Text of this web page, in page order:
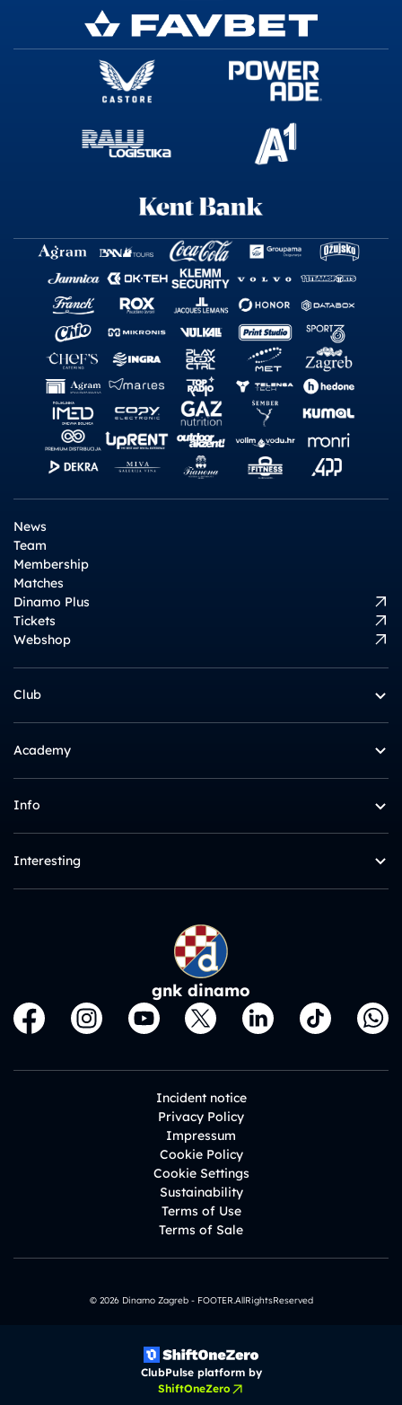
News
Team
Membership
Matches
Dinamo Plus
Tickets
Webshop
Club
Academy
Info
Interesting
gnk dinamo
Incident notice
Privacy Policy
Impressum
Cookie Policy
Cookie Settings
Sustainability
Terms of Use
Terms of Sale
© 2026 Dinamo Zagreb - FOOTER.AllRightsReserved
ClubPulse platform by
ShiftOneZero